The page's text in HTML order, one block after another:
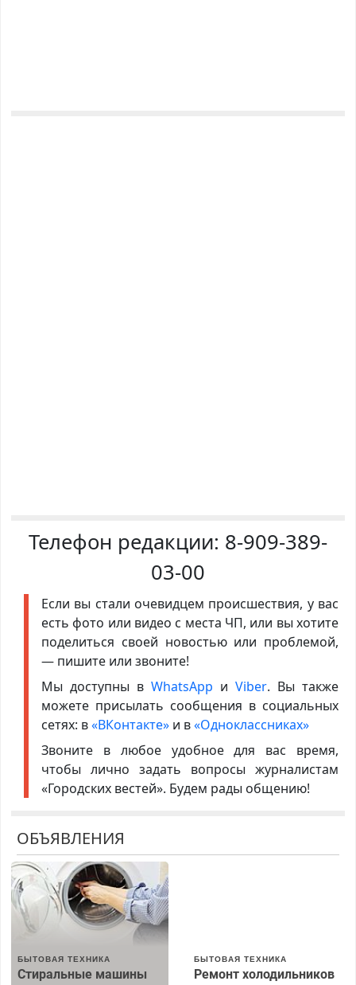
Телефон редакции: 8-909-389-
03-00
Если вы стали очевидцем происшествия, у вас
есть фото или видео с места ЧП, или вы хотите
поделиться своей новостью или проблемой,
— пишите или звоните!
Мы доступны в WhatsApp иViber. Вы также
можете присылать сообщения в социальных
сетях: в«ВКонтакте»и в«Одноклассниках»
Звоните в любое удобное для вас время,
чтобы лично задать вопросы журналистам
«Городских вестей». Будем рады общению!
ОБЪЯВЛЕНИЯ
БЫТОВАЯ ТЕХНИКА
Стиральные машины
БЫТОВАЯ ТЕХНИКА
Ремонт холодильников